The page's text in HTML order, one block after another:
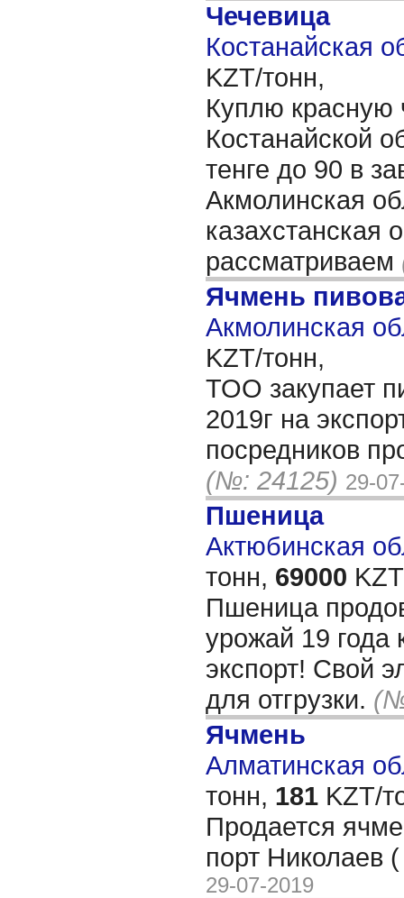
Чечевица
Костанайская
KZT/тонн,
Куплю красную
Костанайской
тенге до 90 в
Акмолинская
казахстанская
рассматриваем
Ячмень
Акмолинская
KZT/тонн,
ТОО закупает
2019г на
посредников
(№: 24125) 29-
Пшеница
Актюбинская
тонн, 69000
Пшеница
урожай 19 года
экспорт! Свой
для отгрузки.
Ячмень
Алматинская
тонн, 181 KZT/
Продается
порт Николаев
29-07-2019